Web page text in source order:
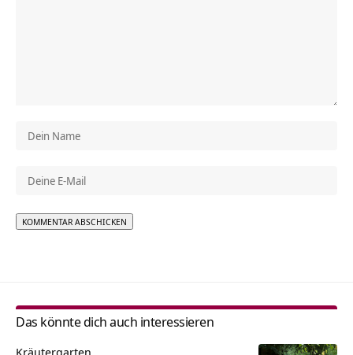
Das könnte dich auch interessieren
Kräutergarten